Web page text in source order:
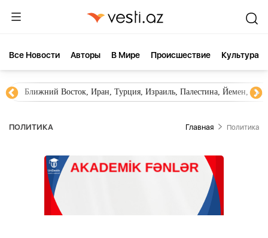
Все Новости Aвторы В Мире Происшествие Культура
Ближний Восток, Иран, Турция, Израиль, Палестина, Йемен,
ПОЛИТИКА Главная Политика